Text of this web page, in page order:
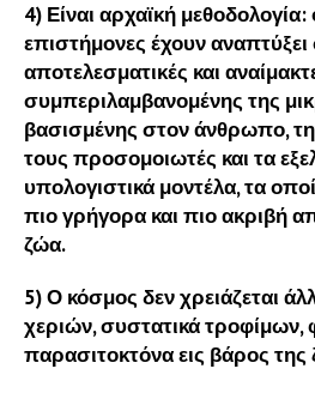
4) Είναι αρχαϊκή
επιστήμονες έχουν
αποτελεσματικές και
συμπεριλαμβανομένης της
βασισμένης στον άνθρωπο,
τους προσομοιωτές και τα
υπολογιστικά μοντέλα, τα
πιο γρήγορα και πιο ακριβή
ζώα.
5) Ο κόσμος δεν χρειάζεται
χεριών, συστατικά τροφίμων,
παρασιτοκτόνα εις βάρος